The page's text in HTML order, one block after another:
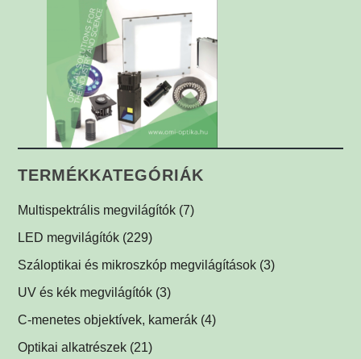
TERMÉKKATEGÓRIÁK
Multispektrális megvilágítók (7)
Multispektrális dóm megvilágítók
Multispektrális háttérvilágítók
LED megvilágítók (229)
Gyűrűvilágítók
(1)
Súrlófények
Égboltvilágítók
(1)
Koaxiális világítók
(2)
Száloptikai és mikroszkóp megvilágítások (3)
UV és kék megvilágítók (3)
UV és kék megvilágítások fluoreszcens alkalmazáshoz
C-menetes objektívek, kamerák (4)
Optikai alkatrészek (21)